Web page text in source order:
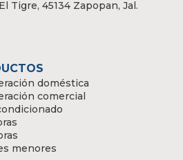
Tigre, 45134 Zapopan, Jal.
doméstica
comercial
menores